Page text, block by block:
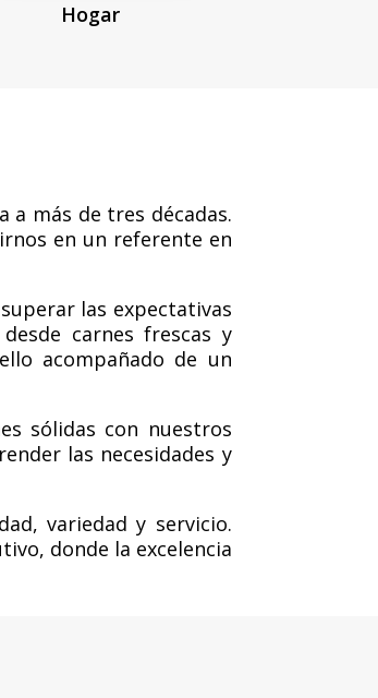
Hogar
a más de tres décadas.
en un referente en
las expectativas
carnes frescas y
acompañado de un
sólidas con nuestros
las necesidades y
variedad y servicio.
donde la excelencia